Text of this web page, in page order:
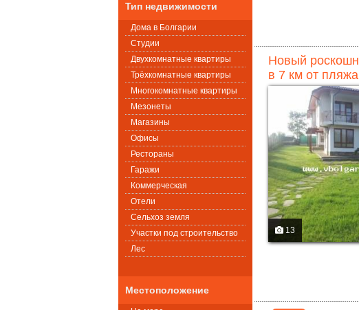
Тип недвижимости
Дома в Болгарии
Студии
Двухкомнатные квартиры
Трёхкомнатные квартиры
Многокомнатные квартиры
Мезонеты
Магазины
Офисы
Рестораны
Гаражи
Коммерческая
Oтели
Сельхоз земля
Участки под строительство
Лес
Местоположение
Новый
в 7 км от
13